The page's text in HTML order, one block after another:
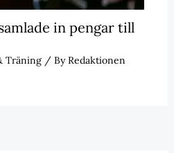
in pengar till
Träning/ ByRedaktionen